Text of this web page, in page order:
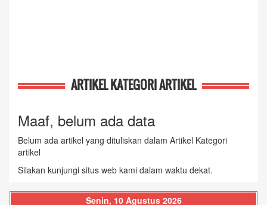
ARTIKEL KATEGORI ARTIKEL
Maaf, belum ada data
Belum ada artikel yang dituliskan dalam Artikel Kategori
artikel
Silakan kunjungi situs web kami dalam waktu dekat.
Senin, 10 Agustus 2026